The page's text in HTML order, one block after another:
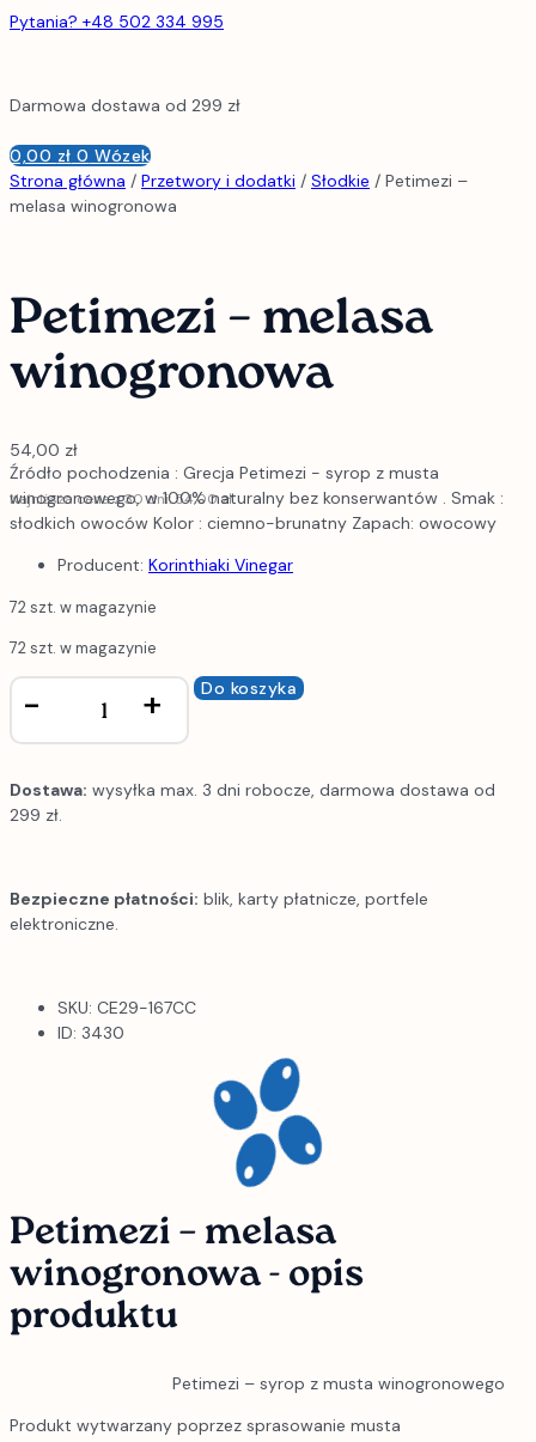
Pytania? +48 502 334 995
Darmowa dostawa od 299 zł
0,00 zł 0 Wózek
Strona główna / Przetwory i dodatki / Słodkie / Petimezi –
melasa winogronowa
Petimezi – melasa
winogronowa
54,00 zł
Najniższa cena z 30 dni:54,00zł
Źródło pochodzenia : Grecja Petimezi - syrop z musta
winogronowego, w 100% naturalny bez konserwantów . Smak :
słodkich owoców Kolor : ciemno-brunatny Zapach: owocowy
Producent: Korinthiaki Vinegar
72 szt. w magazynie
72 szt. w magazynie
ILOŚĆ
PETIMEZI
MELASA
- + Do koszyka
Dostawa: wysyłka max. 3 dni robocze, darmowa dostawa od
299 zł.
Bezpieczne płatności: blik, karty płatnicze, portfele
elektroniczne.
SKU: CE29-167CC
ID: 3430
Petimezi – melasa
winogronowa - opis
produktu
Petimezi – syrop z musta winogronowego
Produkt wytwarzany poprzez sprasowanie musta